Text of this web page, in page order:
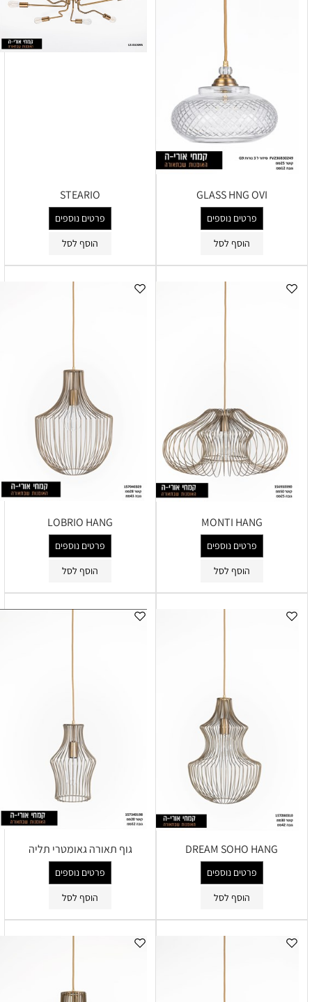
GLASS HNG OVI
פרטים נוספים
הוסף לסל
STEARIO
פרטים נוספים
הוסף לסל
MONTI HANG
פרטים נוספים
הוסף לסל
LOBRIO HANG
פרטים נוספים
הוסף לסל
DREAM SOHO HANG
פרטים נוספים
הוסף לסל
גוף תאורה גאומטרי תליה
פרטים נוספים
הוסף לסל